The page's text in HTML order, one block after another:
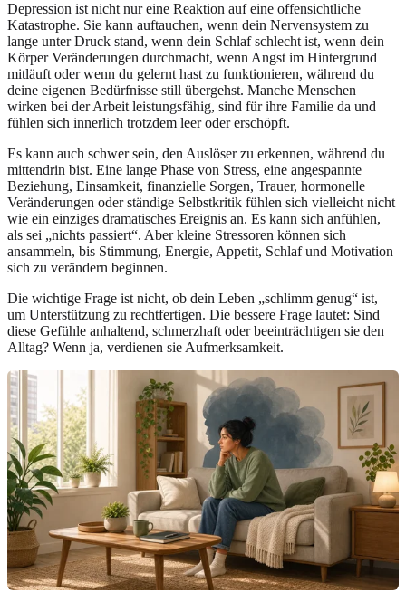
Depression ist nicht nur eine Reaktion auf eine offensichtliche
Katastrophe. Sie kann auftauchen, wenn dein Nervensystem zu
lange unter Druck stand, wenn dein Schlaf schlecht ist, wenn dein
Körper Veränderungen durchmacht, wenn Angst im Hintergrund
mitläuft oder wenn du gelernt hast zu funktionieren, während du
deine eigenen Bedürfnisse still übergehst. Manche Menschen
wirken bei der Arbeit leistungsfähig, sind für ihre Familie da und
fühlen sich innerlich trotzdem leer oder erschöpft.
Es kann auch schwer sein, den Auslöser zu erkennen, während du
mittendrin bist. Eine lange Phase von Stress, eine angespannte
Beziehung, Einsamkeit, finanzielle Sorgen, Trauer, hormonelle
Veränderungen oder ständige Selbstkritik fühlen sich vielleicht nicht
wie ein einziges dramatisches Ereignis an. Es kann sich anfühlen,
als sei „nichts passiert“. Aber kleine Stressoren können sich
ansammeln, bis Stimmung, Energie, Appetit, Schlaf und Motivation
sich zu verändern beginnen.
Die wichtige Frage ist nicht, ob dein Leben „schlimm genug“ ist,
um Unterstützung zu rechtfertigen. Die bessere Frage lautet: Sind
diese Gefühle anhaltend, schmerzhaft oder beeinträchtigen sie den
Alltag? Wenn ja, verdienen sie Aufmerksamkeit.